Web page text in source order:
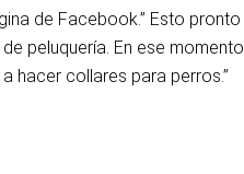
de Facebook.” Esto
peluquería. En ese
hacer collares para perros.”